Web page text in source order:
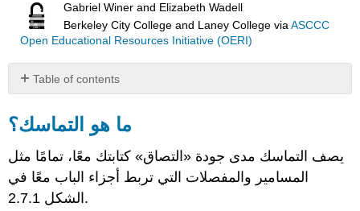
Gabriel Winer and Elizabeth Wadell
Berkeley City College and Laney College viaASCCC
Open Educational Resources Initiative (OERI)
Table of contents
هو
التماسك؟
طرق
خلق
التماسك
كلمات
ما هو التماسك؟
يصف التماسك مدى جودة «التصاق» كتابتك معًا، تمامًا مثل
المسامير والمفصلات التي تربط أجزاء الباب معًا في
الشكل 2.7.1.